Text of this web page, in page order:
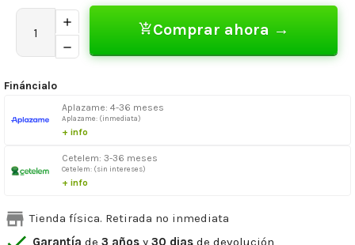
add_shopping_cart Comprar ahora →
Fináncialo
Aplazame: 4-36 meses
Aplazame: (inmediata)
+ info
Cetelem: 3-36 meses
Cetelem: (sin intereses)
+ info
store Tienda física. Retirada no inmediata
Garantía de 3 años y 30 dias de devolución